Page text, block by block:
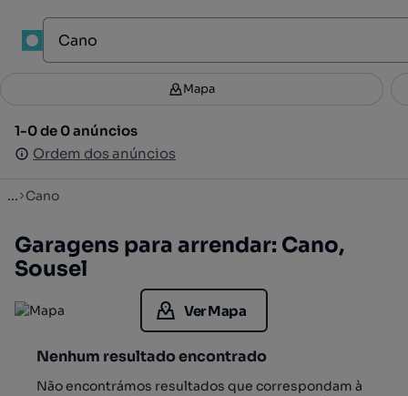
Filtros 3
1-0 de 0 anúncios
Ordem dos anúncios
Mapa
1-0 de 0 anúncios
Ordem dos anúncios
... Cano
Garagens para arrendar: Cano,
Sousel
Ver Mapa
Nenhum resultado encontrado
Não encontrámos resultados que correspondam à